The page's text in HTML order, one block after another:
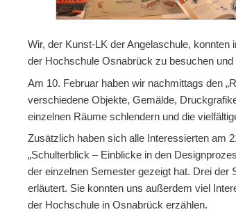
Wir, der Kunst-LK der Angelaschule,
der Hochschule Osnabrück zu besuchen
Am 10. Februar haben wir nachmittags den
verschiedene Objekte, Gemälde,
einzelnen Räume schlendern und die
Zusätzlich haben sich alle Interessierten am
„Schulterblick – Einblicke in den
der einzelnen Semester gezeigt hat. Drei der
erläutert. Sie konnten uns außerdem viel
der Hochschule in Osnabrück erzählen.